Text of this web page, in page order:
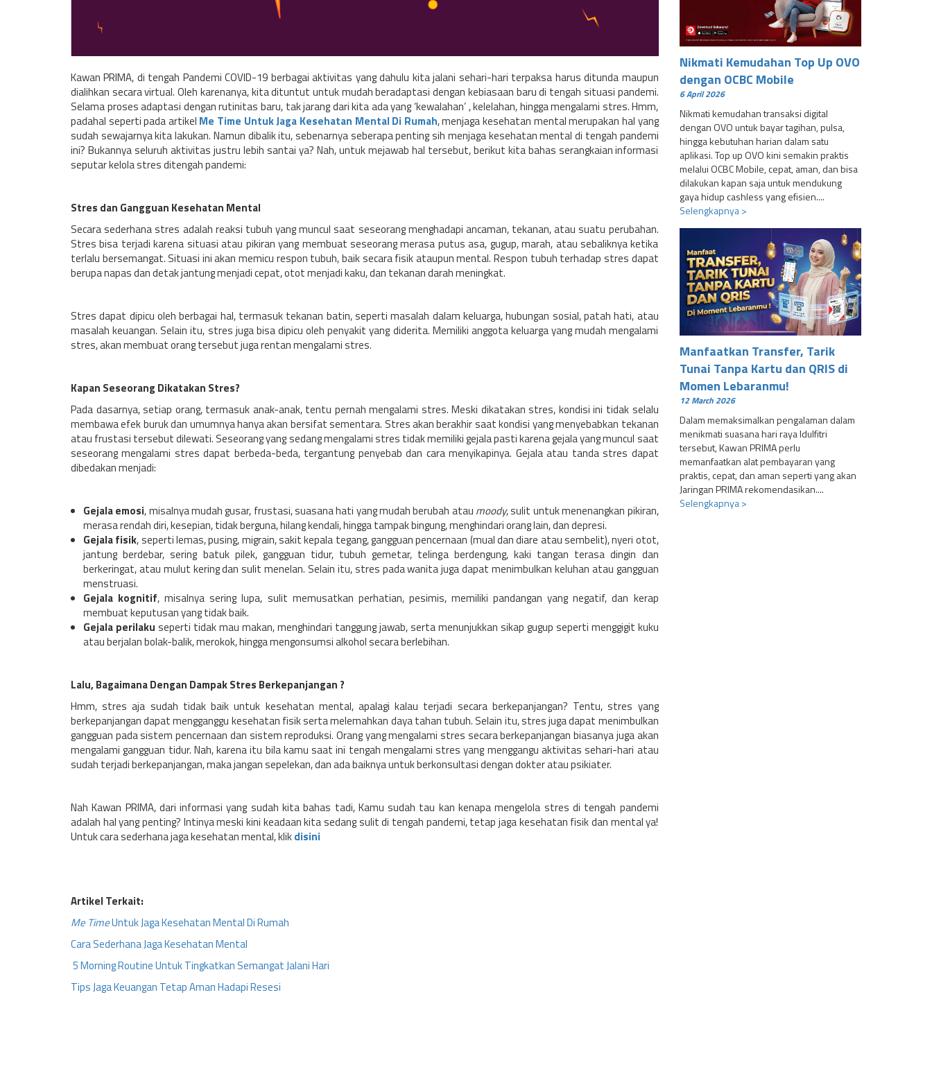
Kawan PRIMA, di tengah Pandemi COVID-19 berbagai aktivitas yang dahulu kita jalani sehari-hari terpaksa harus ditunda maupun
dialihkan secara virtual. Oleh karenanya, kita dituntut untuk mudah beradaptasi dengan kebiasaan baru di tengah situasi pandemi.
Selama proses adaptasi dengan rutinitas baru, tak jarang dari kita ada yang ‘kewalahan’ , kelelahan, hingga mengalami stres. Hmm,
padahal seperti pada artikel Me Time Untuk Jaga Kesehatan Mental Di Rumah, menjaga kesehatan mental merupakan hal yang
sudah sewajarnya kita lakukan. Namun dibalik itu, sebenarnya seberapa penting sih menjaga kesehatan mental di tengah pandemi
ini? Bukannya seluruh aktivitas justru lebih santai ya? Nah, untuk mejawab hal tersebut, berikut kita bahas serangkaian informasi
seputar kelola stres ditengah pandemi:
Stres dan Gangguan Kesehatan Mental
Secara sederhana stres adalah reaksi tubuh yang muncul saat seseorang menghadapi ancaman, tekanan, atau suatu perubahan.
Stres bisa terjadi karena situasi atau pikiran yang membuat seseorang merasa putus asa, gugup, marah, atau sebaliknya ketika
terlalu bersemangat. Situasi ini akan memicu respon tubuh, baik secara fisik ataupun mental. Respon tubuh terhadap stres dapat
berupa napas dan detak jantung menjadi cepat, otot menjadi kaku, dan tekanan darah meningkat.
Stres dapat dipicu oleh berbagai hal, termasuk tekanan batin, seperti masalah dalam keluarga, hubungan sosial, patah hati, atau
masalah keuangan. Selain itu, stres juga bisa dipicu oleh penyakit yang diderita. Memiliki anggota keluarga yang mudah mengalami
stres, akan membuat orang tersebut juga rentan mengalami stres.
Kapan Seseorang Dikatakan Stres?
Pada dasarnya, setiap orang, termasuk anak-anak, tentu pernah mengalami stres. Meski dikatakan stres, kondisi ini tidak selalu
membawa efek buruk dan umumnya hanya akan bersifat sementara. Stres akan berakhir saat kondisi yang menyebabkan tekanan
atau frustasi tersebut dilewati. Seseorang yang sedang mengalami stres tidak memiliki gejala pasti karena gejala yang muncul saat
seseorang mengalami stres dapat berbeda-beda, tergantung penyebab dan cara menyikapinya. Gejala atau tanda stres dapat
dibedakan menjadi:
Gejala emosi, misalnya mudah gusar, frustasi, suasana hati yang mudah berubah atau moody, sulit untuk menenangkan pikiran,
merasa rendah diri, kesepian, tidak berguna, hilang kendali, hingga tampak bingung, menghindari orang lain, dan depresi.
Gejala fisik, seperti lemas, pusing, migrain, sakit kepala tegang, gangguan pencernaan (mual dan diare atau sembelit), nyeri otot,
jantung berdebar, sering batuk pilek, gangguan tidur, tubuh gemetar, telinga berdengung, kaki tangan terasa dingin dan
berkeringat, atau mulut kering dan sulit menelan. Selain itu, stres pada wanita juga dapat menimbulkan keluhan atau gangguan
menstruasi.
Gejala kognitif, misalnya sering lupa, sulit memusatkan perhatian, pesimis, memiliki pandangan yang negatif, dan kerap
membuat keputusan yang tidak baik.
Gejala perilaku seperti tidak mau makan, menghindari tanggung jawab, serta menunjukkan sikap gugup seperti menggigit kuku
atau berjalan bolak-balik, merokok, hingga mengonsumsi alkohol secara berlebihan.
Lalu, Bagaimana Dengan Dampak Stres Berkepanjangan ?
Hmm, stres aja sudah tidak baik untuk kesehatan mental, apalagi kalau terjadi secara berkepanjangan? Tentu, stres yang
berkepanjangan dapat mengganggu kesehatan fisik serta melemahkan daya tahan tubuh. Selain itu, stres juga dapat menimbulkan
gangguan pada sistem pencernaan dan sistem reproduksi. Orang yang mengalami stres secara berkepanjangan biasanya juga akan
mengalami gangguan tidur. Nah, karena itu bila kamu saat ini tengah mengalami stres yang menggangu aktivitas sehari-hari atau
sudah terjadi berkepanjangan, maka jangan sepelekan, dan ada baiknya untuk berkonsultasi dengan dokter atau psikiater.
Nah Kawan PRIMA, dari informasi yang sudah kita bahas tadi, Kamu sudah tau kan kenapa mengelola stres di tengah pandemi
adalah hal yang penting? Intinya meski kini keadaan kita sedang sulit di tengah pandemi, tetap jaga kesehatan fisik dan mental ya!
Untuk cara sederhana jaga kesehatan mental, klikdisini
Artikel Terkait:
Me TimeUntuk Jaga Kesehatan Mental Di Rumah
Cara Sederhana Jaga Kesehatan Mental
5 Morning Routine Untuk Tingkatkan Semangat Jalani Hari
Tips Jaga Keuangan Tetap Aman Hadapi Resesi
Nikmati Kemudahan Top Up OVO
dengan OCBC Mobile
6 April 2026
Nikmati kemudahan transaksi digital
dengan OVO untuk bayar tagihan, pulsa,
hingga kebutuhan harian dalam satu
aplikasi. Top up OVO kini semakin praktis
melalui OCBC Mobile, cepat, aman, dan bisa
dilakukan kapan saja untuk mendukung
gaya hidup cashless yang efisien....
Selengkapnya >
Manfaatkan Transfer, Tarik
Tunai Tanpa Kartu dan QRIS di
Momen Lebaranmu!
12 March 2026
Dalam memaksimalkan pengalaman dalam
menikmati suasana hari raya Idulfitri
tersebut, Kawan PRIMA perlu
memanfaatkan alat pembayaran yang
praktis, cepat, dan aman seperti yang akan
Jaringan PRIMA rekomendasikan....
Selengkapnya >